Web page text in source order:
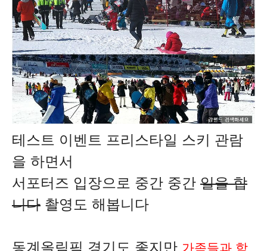
테스트 이벤트 프리스타일 스키 관람
을 하면서
서포터즈 입장으로 중간 중간 일을 합
니다 촬영도 해봅니다
동계올림픽 경기도 좋지만 가족들과 함